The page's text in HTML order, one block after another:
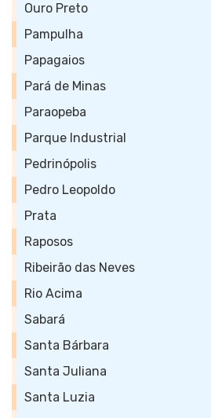
Ouro Preto
Pampulha
Papagaios
Pará de Minas
Paraopeba
Parque Industrial
Pedrinópolis
Pedro Leopoldo
Prata
Raposos
Ribeirão das Neves
Rio Acima
Sabará
Santa Bárbara
Santa Juliana
Santa Luzia